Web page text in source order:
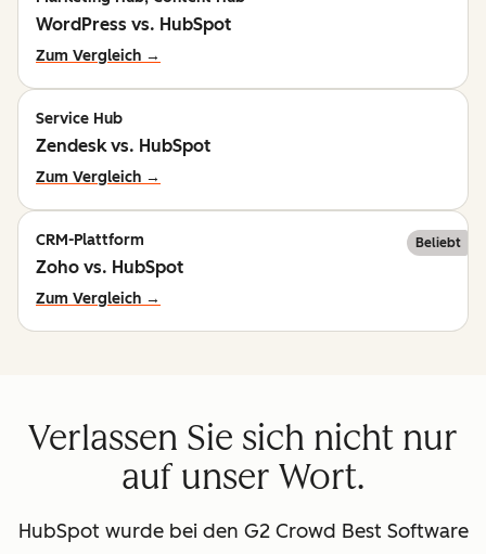
WordPress vs. HubSpot
Zum Vergleich →
Service Hub
Zendesk vs. HubSpot
Zum Vergleich →
CRM-Plattform Beliebt
Zoho vs. HubSpot
Zum Vergleich →
Verlassen Sie sich nicht nur
auf unser Wort.
HubSpot wurde bei den G2 Crowd Best Software